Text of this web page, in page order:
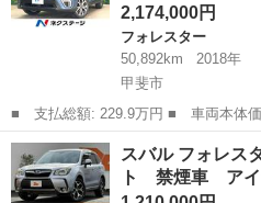
2,174,000円
フォレスター
50,892km
2018年
甲斐市
■ 支払総額: 229.9万円 ■ 車両本体価格： 2,174,000 円 ■ メーカ
ー名： スバル ■ 車種名： フォレ
ミアム ４ＷＤ 純正８型ＳＤナビ
害軽減シ...
山梨 甲斐市
スバル フォレス
ト 禁煙車 ア